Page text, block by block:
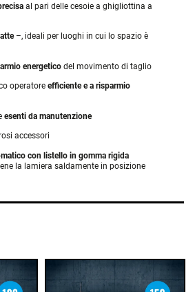
al pari delle cesoie a ghigliottina a
–, ideali per luoghi in cui lo spazio è
energetico del movimento di taglio
operatore efficiente e a risparmio
esenti da manutenzione
accessori
con listello in gomma rigida
la lamiera saldamente in posizione